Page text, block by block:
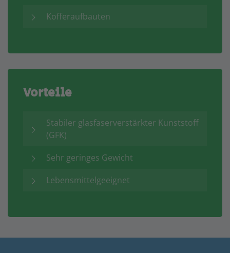
Kofferaufbauten
Vorteile
Stabiler glasfaserverstärkter Kunststoff
(GFK)
Sehr geringes Gewicht
Lebensmittelgeeignet